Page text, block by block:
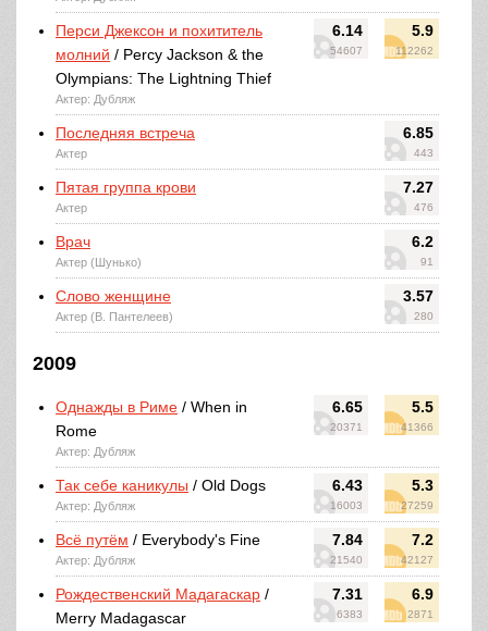
6.14
54607
5.9
112262
Перси Джексон и похититель
молний / Percy Jackson & the
Olympians: The Lightning Thief
Актер: Дубляж
6.85
443
Последняя встреча
Актер
7.27
476
Пятая группа крови
Актер
6.2
91
Врач
Актер (Шунько)
3.57
280
Слово женщине
Актер (В. Пантелеев)
2009
6.65
20371
5.5
41366
Однажды в Риме / When in
Rome
Актер: Дубляж
6.43
16003
5.3
27259
Так себе каникулы / Old Dogs
Актер: Дубляж
7.84
21540
7.2
42127
Всё путём / Everybody's Fine
Актер: Дубляж
7.31
6383
6.9
2871
Рождественский Мадагаскар /
Merry Madagascar